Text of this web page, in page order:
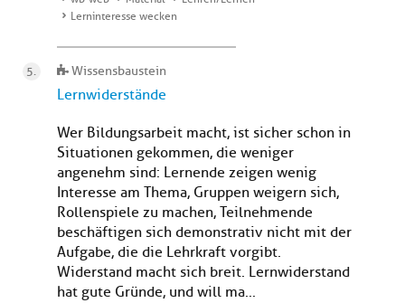
Lerninteresse wecken
Wissensbaustein
Lernwiderstände
Wer Bildungsarbeit macht, ist sicher schon in
Situationen gekommen, die weniger
angenehm sind: Lernende zeigen wenig
Interesse am Thema, Gruppen weigern sich,
Rollenspiele zu machen, Teilnehmende
beschäftigen sich demonstrativ nicht mit der
Aufgabe, die die Lehrkraft vorgibt.
Widerstand macht sich breit. Lernwiderstand
hat gute Gründe, und will ma...